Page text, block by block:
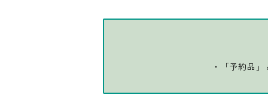
・「予約品